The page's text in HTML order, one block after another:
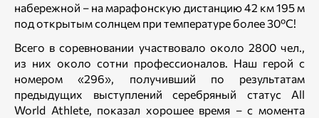
набережной – на марафонскую дистанцию 42 км 195 м
под открытым солнцем при температуре более 30ºС!
Всего в соревновании участвовало около 2800 чел.,
из них около сотни профессионалов. Наш герой с
номером «296», получивший по результатам
предыдущих выступлений серебряный статус All
World Athlete, показал хорошее время – с момента